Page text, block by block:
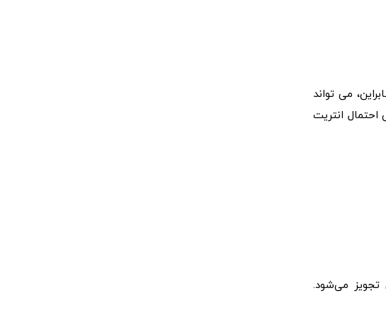
می تواند
احتمال انتریت
تجویز می‌شود.